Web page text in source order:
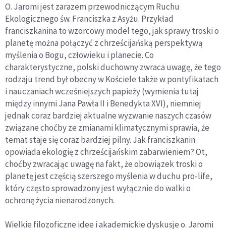
O. Jaromi jest zarazem przewodniczącym Ruchu
Ekologicznego św. Franciszka z Asyżu. Przykład
franciszkanina to wzorcowy model tego, jak sprawy troski o
planetę można połączyć z chrześcijańską perspektywą
myślenia o Bogu, człowieku i planecie. Co
charakterystyczne, polski duchowny zwraca uwagę, że tego
rodzaju trend był obecny w Kościele także w pontyfikatach
i nauczaniach wcześniejszych papieży (wymienia tutaj
między innymi Jana Pawła II i Benedykta XVI), niemniej
jednak coraz bardziej aktualne wyzwanie naszych czasów
związane choćby ze zmianami klimatycznymi sprawia, że
temat staje się coraz bardziej pilny. Jak franciszkanin
opowiada ekologię z chrześcijańskim zabarwieniem? Ot,
choćby zwracając uwagę na fakt, że obowiązek troski o
planetę jest częścią szerszego myślenia w duchu pro-life,
który często sprowadzony jest wyłącznie do walki o
ochronę życia nienarodzonych.
Wielkie filozoficzne idee i akademickie dyskusje o. Jaromi